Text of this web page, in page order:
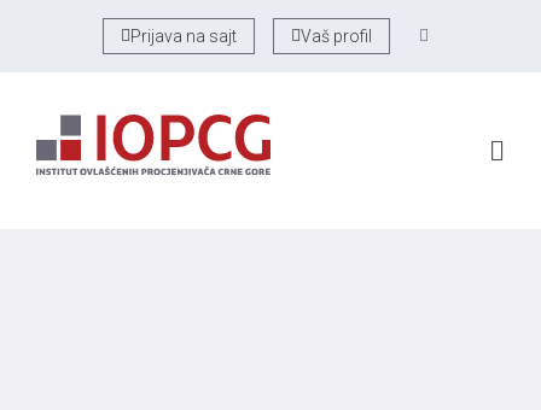
Prijava na sajt Vaš profil